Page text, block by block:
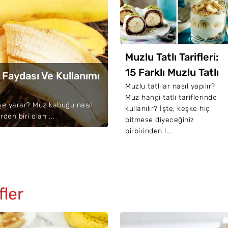
Ve Kullanımı
yarar? Muz kabuğu nasıl
biri olan ...
Tatlı Tarifleri:
Farklı Muzlu Tatlı
tatlılar nasıl yapılır?
hangi tatlı tariflerinde
İşte, keşke hiç
diyeceğiniz
Muzlu İçecekler: Yaza
Özel 10 Nefis Muzlu
Soğuk İçecek Tarifi
Muz hangi içeceklerde
kullanılır? Muzla hazırlanan
içecekler nelerdir? İşte, yaz
aylarında serinlemenizi
sağlayacak birb...